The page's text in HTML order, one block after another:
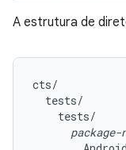
A estrutura de
cts/
  tests/
    tests/
package-